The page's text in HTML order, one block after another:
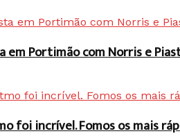
em Portimão com Norris e
foi incrível. Fomos os mais